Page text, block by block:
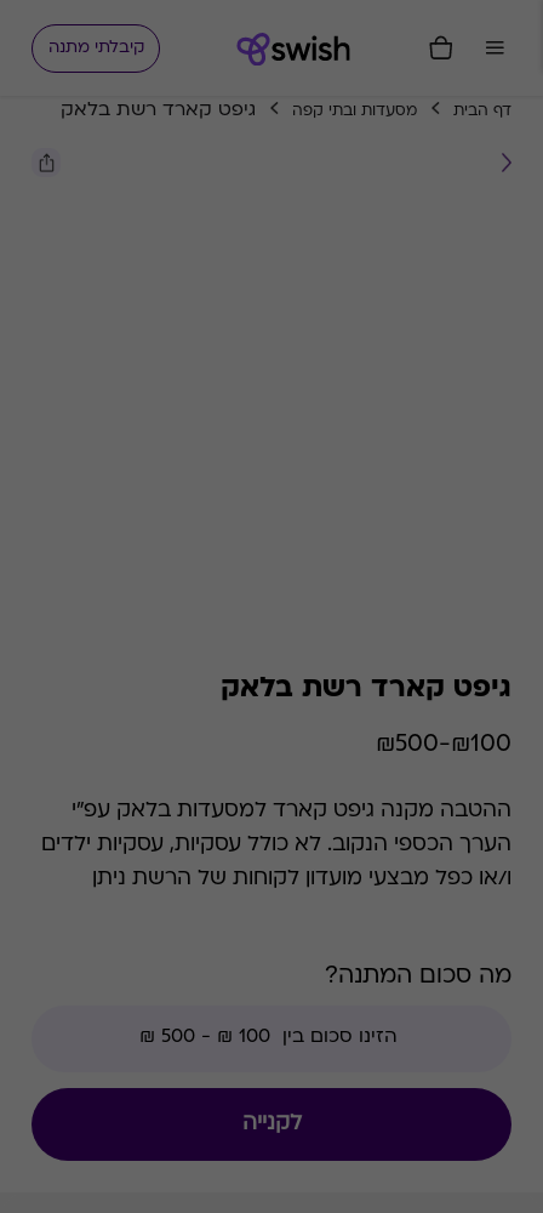
קיבלתי מתנה
דף הבית מסעדות ובתי קפה גיפט קארד רשת בלאק
גיפט קארד רשת בלאק
₪100-₪500
ההטבה מקנה גיפט קארד למסעדות בלאק עפ"י
הערך הכספי הנקוב. לא כולל עסקיות, עסקיות ילדים
ו/או כפל מבצעי מועדון לקוחות של הרשת ניתן
בגיפט קארד זה, למעט קודי מועדוני לקוחות ומבצעי
מה סכום המתנה?
לקנייה